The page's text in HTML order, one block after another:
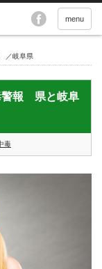
menu
／岐阜県
警報 県と岐阜
毒